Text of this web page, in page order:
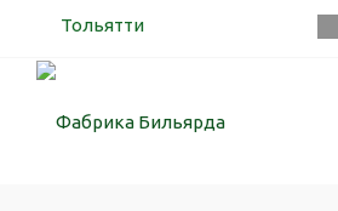
Тольятти